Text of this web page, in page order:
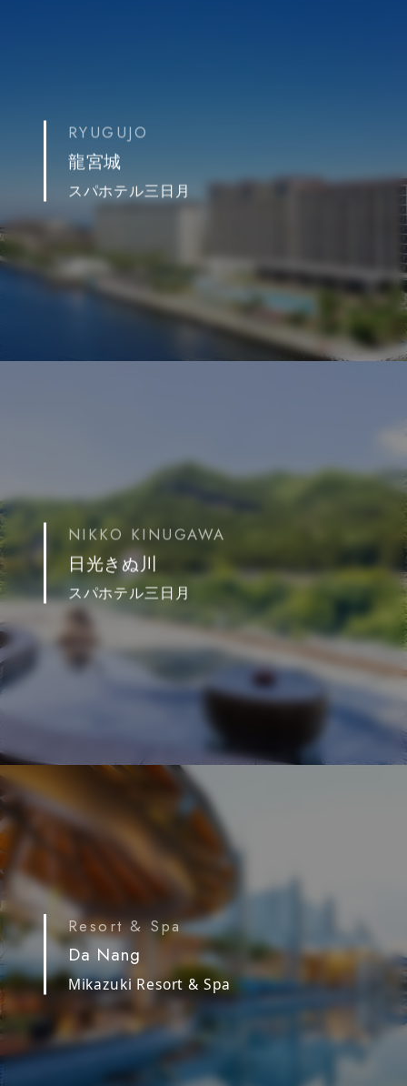
RYUGUJO
龍宮城
スパホテル三日月
NIKKO KINUGAWA
日光きぬ川
スパホテル三日月
Resort & Spa
Da Nang
Mikazuki Resort & Spa